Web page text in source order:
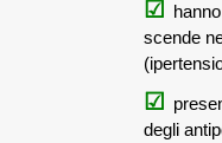
scende
degli